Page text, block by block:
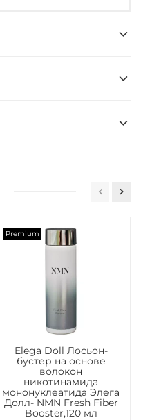
Premium
Elega Doll Лосьон-
бустер на основе
волокон
никотинамида
мононуклеатида Элега
Долл- NMN Fresh Fiber
Booster,120 мл